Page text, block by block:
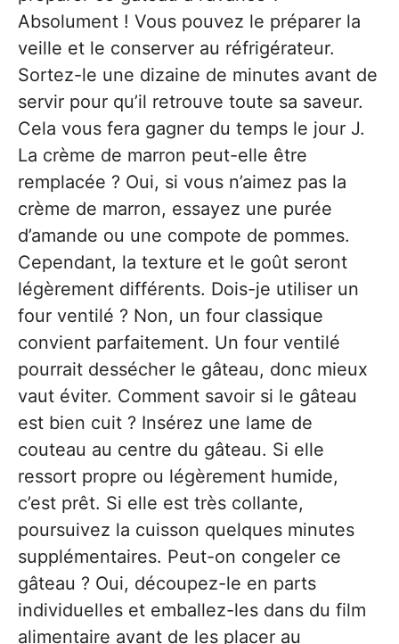
Absolument ! Vous pouvez le préparer la
veille et le conserver au réfrigérateur.
Sortez-le une dizaine de minutes avant de
servir pour qu’il retrouve toute sa saveur.
Cela vous fera gagner du temps le jour J.
La crème de marron peut-elle être
remplacée ? Oui, si vous n’aimez pas la
crème de marron, essayez une purée
d’amande ou une compote de pommes.
Cependant, la texture et le goût seront
légèrement différents. Dois-je utiliser un
four ventilé ? Non, un four classique
convient parfaitement. Un four ventilé
pourrait dessécher le gâteau, donc mieux
vaut éviter. Comment savoir si le gâteau
est bien cuit ? Insérez une lame de
couteau au centre du gâteau. Si elle
ressort propre ou légèrement humide,
c’est prêt. Si elle est très collante,
poursuivez la cuisson quelques minutes
supplémentaires. Peut-on congeler ce
gâteau ? Oui, découpez-le en parts
individuelles et emballez-les dans du film
alimentaire avant de les placer au